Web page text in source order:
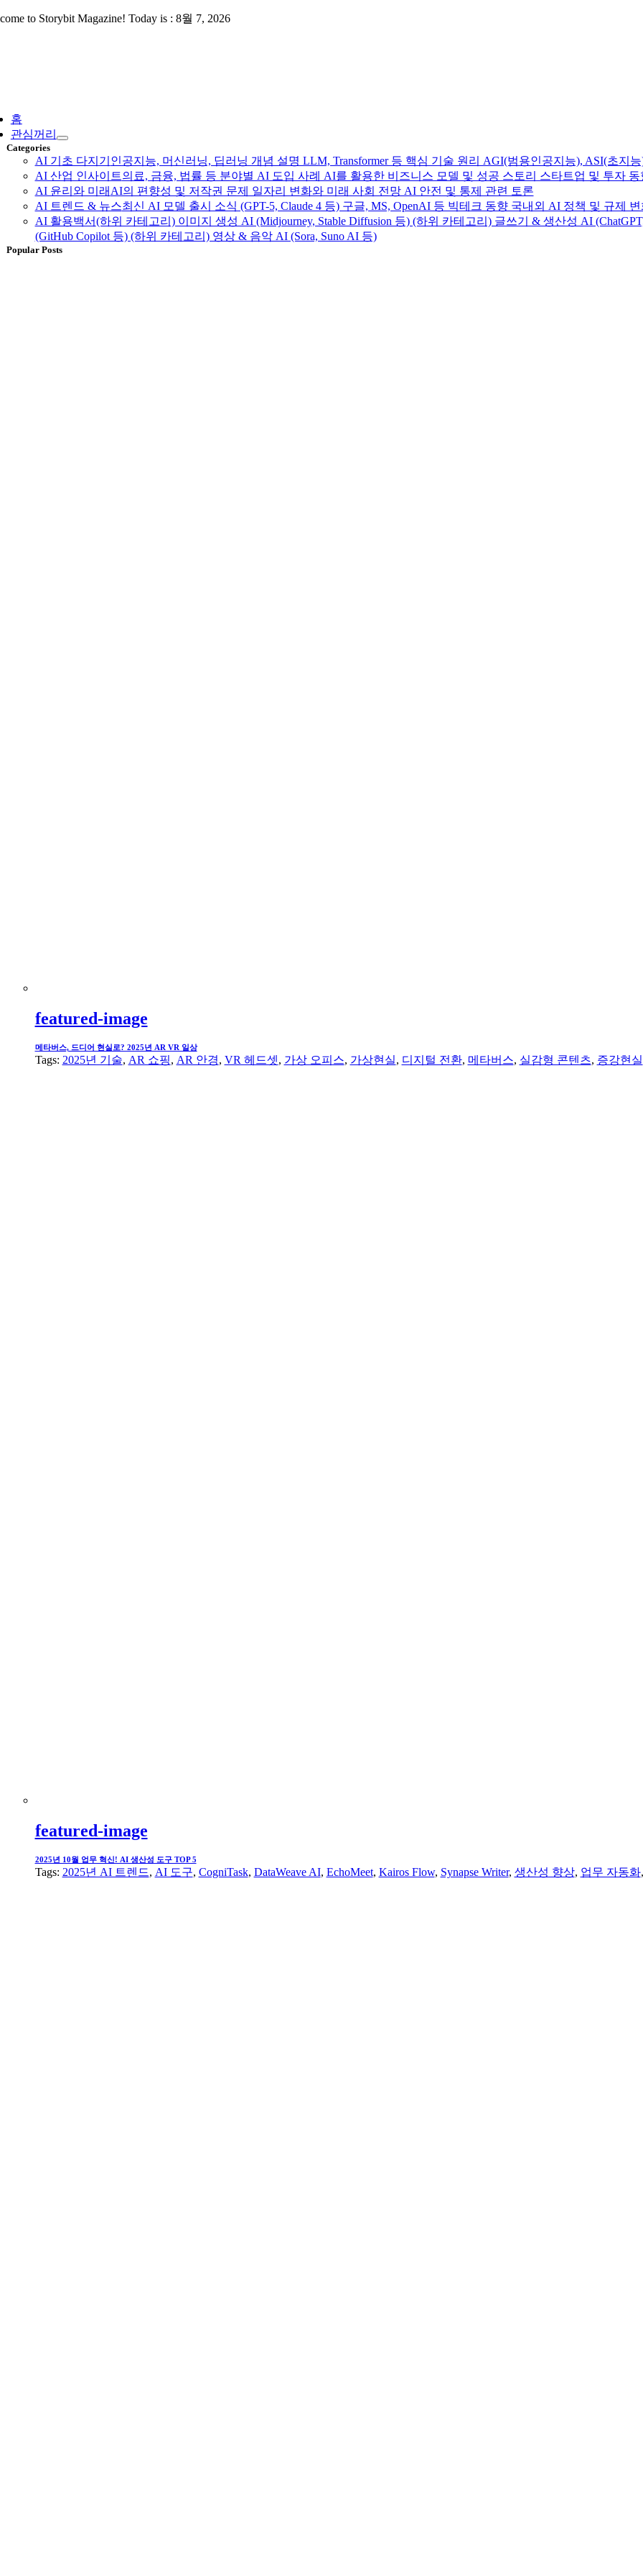
Skip to Storybit Magazine! Today is : 8월 7, 2026
홈
관심꺼리
Categories
AI 기초 다지기 인공지능, 머신러닝, 딥러닝 개념 설명 LLM, Transformer 등 핵심 기술 원리 AGI(범용인공지능), ASI(초지
AI 산업 인사이트의료, 금융, 법률 등 분야별 AI 도입 사례 AI를 활용한 비즈니스 모델 및 성공 스토리 스타트업 및 투자 동
AI 윤리와 미래 AI의 편향성 및 저작권 문제 일자리 변화와 미래 사회 전망 AI 안전 및 통제 관련 토론
AI 트렌드 & 뉴스최신 AI 모델 출시 소식 (GPT-5, Claude 4 등) 구글, MS, OpenAI 등 빅테크 동향 국내외 AI 정책 및 규제 변
AI 활용백서(하위 카테고리) 이미지 생성 AI (Midjourney, Stable Diffusion 등) (하위 카테고리) 글쓰기 & 생산성 AI
(GitHub Copilot 등) (하위 카테고리) 영상 & 음악 AI (Sora, Suno AI 등)
Popular Posts
featured-image
메타버스, 드디어 현실로? 2025년 AR VR 일상
Tags: 2025년 기술, AR 쇼핑, AR 안경, VR 헤드셋, 가상 오피스, 가상현실, 디지털 전환, 메타버스, 실감형 콘텐츠, 증강현실
featured-image
2025년 10월 업무 혁신! AI 생산성 도구 TOP 5
Tags: 2025년 AI 트렌드, AI 도구, CogniTask, DataWeave AI, EchoMeet, Kairos Flow, Synapse Writer, 생산성 향상, 업무 자동화,